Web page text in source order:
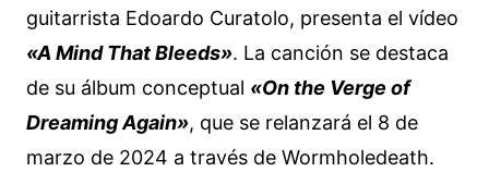
guitarrista Edoardo Curatolo, presenta el vídeo
«A Mind That Bleeds». La canción se destaca
de su álbum conceptual «On the Verge of
Dreaming Again», que se relanzará el 8 de
marzo de 2024 a través de Wormholedeath.